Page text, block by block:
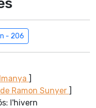
- 206
]
Ramon Sunyer ]
l'hivern